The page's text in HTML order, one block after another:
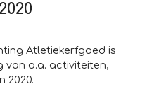
Atletiekerfgoed is
van o.a. activiteiten,
2020.